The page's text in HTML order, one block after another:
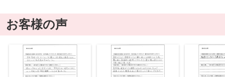
お客様の声